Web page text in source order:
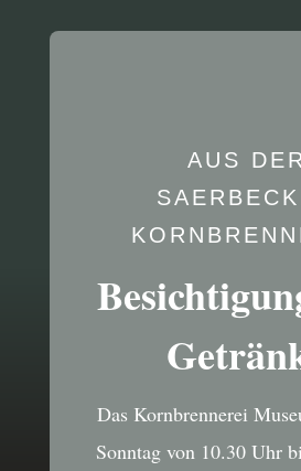
AUS DER
Das Kornbrennerei
Sonntag von 10.30 Uhr